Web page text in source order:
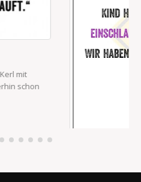
FÜR MICH GEMACHT?